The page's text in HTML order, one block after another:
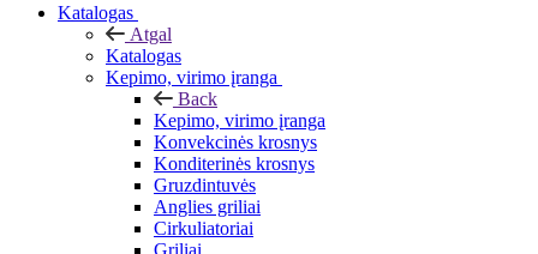
Katalogas
Atgal
Katalogas
Kepimo, virimo įranga
Back
Kepimo, virimo įranga
Konvekcinės krosnys
Konditerinės krosnys
Gruzdintuvės
Anglies griliai
Cirkuliatoriai
Griliai